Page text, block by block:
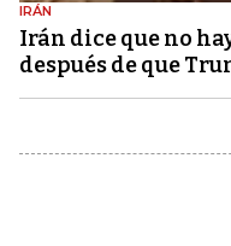
IRÁN
Irán dice que no
después de que